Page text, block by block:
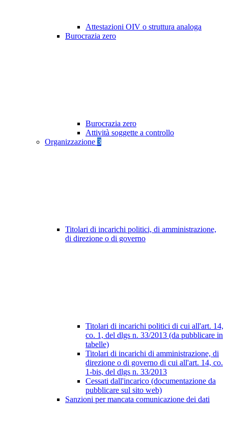
Attestazioni OIV o struttura analoga
Burocrazia zero
Burocrazia zero
Attività soggette a controllo
Organizzazione 3
Titolari di incarichi politici, di amministrazione,
di direzione o di governo
Titolari di incarichi politici di cui all'art. 14,
co. 1, del dlgs n. 33/2013 (da pubblicare in
tabelle)
Titolari di incarichi di amministrazione, di
direzione o di governo di cui all'art. 14, co.
1-bis, del dlgs n. 33/2013
Cessati dall'incarico (documentazione da
pubblicare sul sito web)
Sanzioni per mancata comunicazione dei dati